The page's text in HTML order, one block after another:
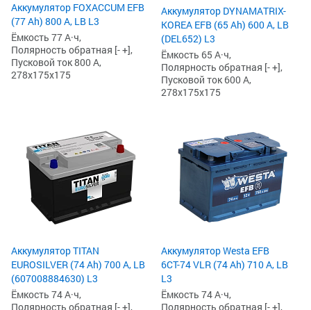
Аккумулятор FOXACCUM EFB
(77 Ah) 800 А, LB L3
Ёмкость 77 А·ч,
Полярность обратная [- +],
Пусковой ток 800 А,
278x175x175
Аккумулятор DYNAMATRIX-
KOREA EFB (65 Ah) 600 А, LB
(DEL652) L3
Ёмкость 65 А·ч,
Полярность обратная [- +],
Пусковой ток 600 А,
278x175x175
Аккумулятор TITAN
EUROSILVER (74 Ah) 700 А, LB
(607008884630) L3
Ёмкость 74 А·ч,
Полярность обратная [- +],
Аккумулятор Westa EFB
6СТ-74 VLR (74 Ah) 710 А, LB
L3
Ёмкость 74 А·ч,
Полярность обратная [- +],